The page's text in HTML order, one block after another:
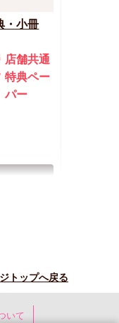
・小冊
店舗共通
特典ペー
パー
トップへ戻る
いて